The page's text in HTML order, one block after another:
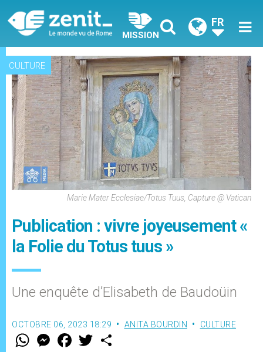
MISSION
FR
CULTURE
Marie Mater Ecclesiae/Totus Tuus, Capture @ Vatican
Publication : vivre joyeusement «
la Folie du Totus tuus »
Une enquête d’Elisabeth de Baudoüin
OCTOBRE 06, 2023 18:29 ANITA BOURDIN CULTURE
W M
e
F
a w